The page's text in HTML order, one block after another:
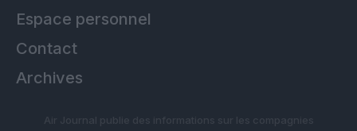
Espace personnel
Contact
Archives